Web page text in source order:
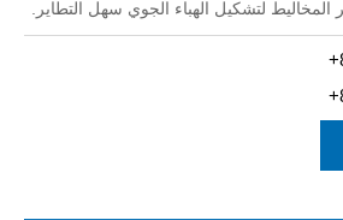
المخاليط لتشكيل الهباء الجوي سهل التطاير.